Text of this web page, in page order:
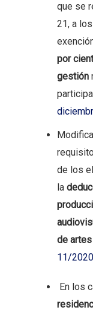
que se
21, a
por
gestión
de los
la
de
11/
En los